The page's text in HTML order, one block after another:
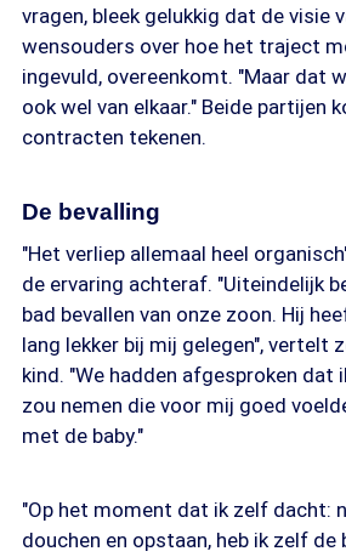
vragen, bleek gelukkig dat de visie
wensouders over hoe het traject
ingevuld, overeenkomt. "Maar dat
ook wel van elkaar." Beide partijen
contracten tekenen.
De bevalling
"Het verliep allemaal heel
de ervaring achteraf. "Uiteindelijk
bad bevallen van onze zoon. Hij
lang lekker bij mij gelegen", vertelt
kind. "We hadden afgesproken dat
zou nemen die voor mij goed
met de baby."
"Op het moment dat ik zelf dacht:
douchen en opstaan, heb ik zelf de